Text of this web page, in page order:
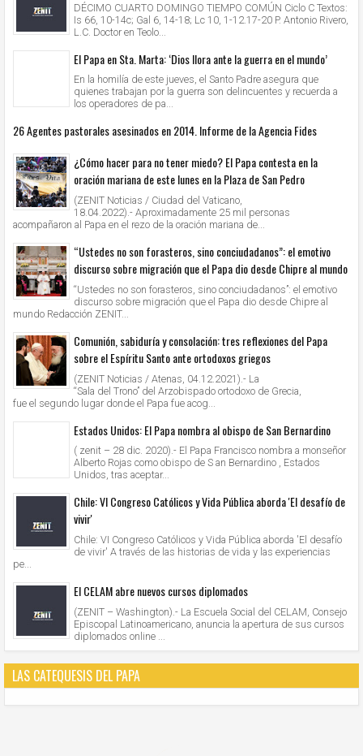
DÉCIMO CUARTO DOMINGO TIEMPO COMÚN Ciclo C Textos:
Is 66, 10-14c; Gal 6, 14-18; Lc 10, 1-12.17-20 P. Antonio Rivero,
L.C. Doctor en Teolo...
El Papa en Sta. Marta: ‘Dios llora ante la guerra en el mundo’
En la homilía de este jueves, el Santo Padre asegura que
quienes trabajan por la guerra son delincuentes y recuerda a
los operadores de pa...
26 Agentes pastorales asesinados en 2014. Informe de la Agencia Fides
¿Cómo hacer para no tener miedo? El Papa contesta en la
oración mariana de este lunes en la Plaza de San Pedro
(ZENIT Noticias / Ciudad del Vaticano,
18.04.2022).- Aproximadamente 25 mil personas
acompañaron al Papa en el rezo de la oración mariana de...
“Ustedes no son forasteros, sino conciudadanos”: el emotivo
discurso sobre migración que el Papa dio desde Chipre al mundo
“Ustedes no son forasteros, sino conciudadanos”: el emotivo
discurso sobre migración que el Papa dio desde Chipre al
mundo Redacción ZENIT...
Comunión, sabiduría y consolación: tres reflexiones del Papa
sobre el Espíritu Santo ante ortodoxos griegos
(ZENIT Noticias / Atenas, 04.12.2021).- La
“Sala del Trono” del Arzobispado ortodoxo de Grecia,
fue el segundo lugar donde el Papa fue acog...
Estados Unidos: El Papa nombra al obispo de San Bernardino
( zenit – 28 dic. 2020).- El Papa Francisco nombra a monseñor
Alberto Rojas como obispo de S an Bernardino , Estados
Unidos, tras aceptar...
Chile: VI Congreso Católicos y Vida Pública aborda 'El desafío de
vivir'
Chile: VI Congreso Católicos y Vida Pública aborda 'El desafío
de vivir' A través de las historias de vida y las experiencias
pe...
El CELAM abre nuevos cursos diplomados
(ZENIT – Washington).- La Escuela Social del CELAM, Consejo
Episcopal Latinoamericano, anuncia la apertura de sus cursos
diplomados online ...
LAS CATEQUESIS DEL PAPA